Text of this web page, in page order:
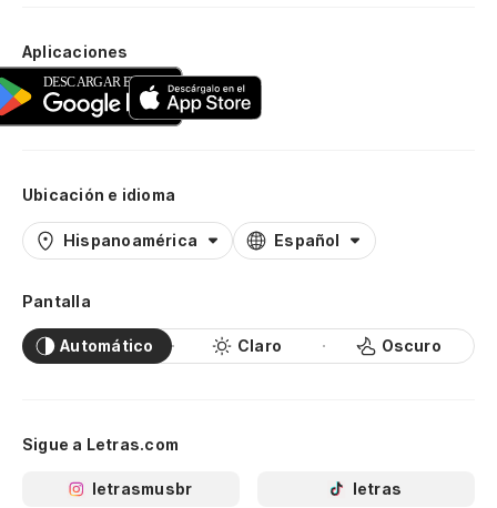
Aplicaciones
Ubicación e idioma
Hispanoamérica Español
Pantalla
Automático Claro Oscuro
Sigue a Letras.com
letrasmusbr letras